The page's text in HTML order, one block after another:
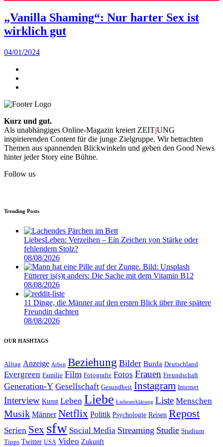
„Vanilla Shaming“: Nur harter Sex ist
wirklich gut
04/01/2024
Kurz und gut.
Als unabhängiges Online-Magazin kreiert ZEITjUNG
inspirierenden Content für die junge Zielgruppe. Wir betrachten
Themen aus spannenden Blickwinkeln und geben den Good News
hinter jeder Story eine Bühne.
Follow us
Trending Posts
LiebesLeben: Verzeihen – Ein Zeichen von Stärke oder
fehlendem Stolz?
08/08/2026
Fütterer is(s)t anders: Die Sache mit dem Vitamin B12
08/08/2026
11 Dinge, die Männer auf den ersten Blick über ihre spätere
Freundin dachten
08/08/2026
OUR HASHTAGS
Alltag Anzeige Arbeit Beziehung Bilder Burda Deutschland
Evergreen Familie Film Fotografie Fotos Frauen Freundschaft
Generation-Y Gesellschaft Gesundheit Instagram Internet
Interview Kunst Leben Liebe Liebeserklärung Liste Menschen
Musik Männer Netflix Politik Psychologie Reisen Repost
Serien Sex sfw Social Media Streaming Studie Studium
Tipps Twitter USA Video Zukunft